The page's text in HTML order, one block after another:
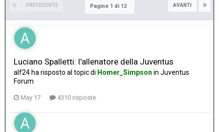
PRECEDENTE AVANTI
Pagine 1 di 12
Luciano Spalletti: l'allenatore della Juventus
alf24 ha risposto al topic di Homer_Simpson in Juventus
Forum
May 17 4310 risposte